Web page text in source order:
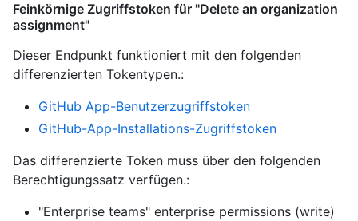
Feinkörnige Zugriffstoken für "Delete an organization
assignment"
Dieser Endpunkt funktioniert mit den folgenden
differenzierten Tokentypen.:
GitHub App-Benutzerzugriffstoken
GitHub-App-Installations-Zugriffstoken
Das differenzierte Token muss über den folgenden
Berechtigungssatz verfügen.:
"Enterprise teams" enterprise permissions (write)